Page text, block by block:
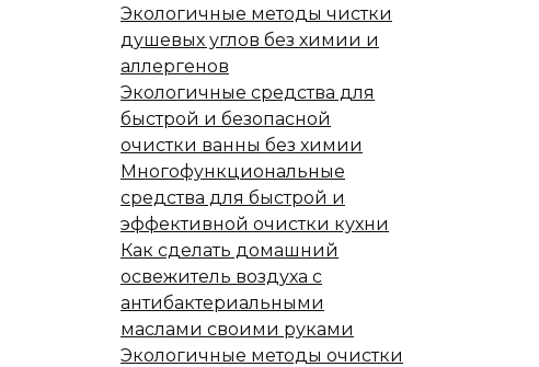
Экологичные методы чистки
душевых углов без химии и
аллергенов
Экологичные средства для
быстрой и безопасной
очистки ванны без химии
Многофункциональные
средства для быстрой и
эффективной очистки кухни
Как сделать домашний
освежитель воздуха с
антибактериальными
маслами своими руками
Экологичные методы очистки